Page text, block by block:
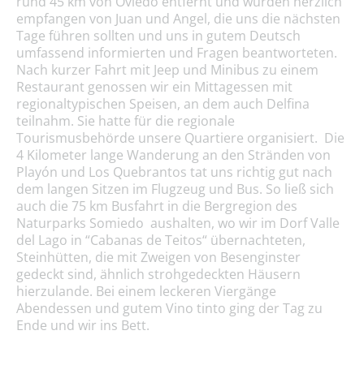
empfangen von Juan und Angel, die uns die nächsten
Tage führen sollten und uns in gutem Deutsch
umfassend informierten und Fragen beantworteten.
Nach kurzer Fahrt mit Jeep und Minibus zu einem
Restaurant genossen wir ein Mittagessen mit
regionaltypischen Speisen, an dem auch Delfina
teilnahm. Sie hatte für die regionale
Tourismusbehörde unsere Quartiere organisiert. Die
4 Kilometer lange Wanderung an den Stränden von
Playón und Los Quebrantos tat uns richtig gut nach
dem langen Sitzen im Flugzeug und Bus. So ließ sich
auch die 75 km Busfahrt in die Bergregion des
Naturparks Somiedo aushalten, wo wir im Dorf Valle
del Lago in “Cabanas de Teitos“ übernachteten,
Steinhütten, die mit Zweigen von Besenginster
gedeckt sind, ähnlich strohgedeckten Häusern
hierzulande. Bei einem leckeren Viergänge
Abendessen und gutem Vino tinto ging der Tag zu
Ende und wir ins Bett.